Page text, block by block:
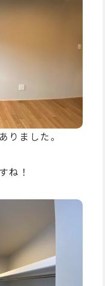
りました。
ね！